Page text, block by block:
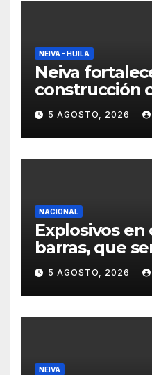
NEIVA - HUILA
Neiva
construcción
POT
5 AGOSTO, 2026
NACIONAL
Explosivos en
barras, que
en Cali,
por la Policía
5 AGOSTO, 2026
NEIVA